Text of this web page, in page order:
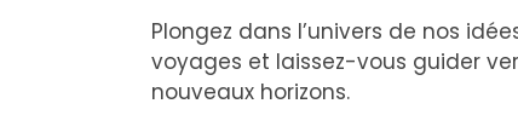
Plongez dans l’univers de nos
voyages et laissez-vous guider
nouveauxhorizons.